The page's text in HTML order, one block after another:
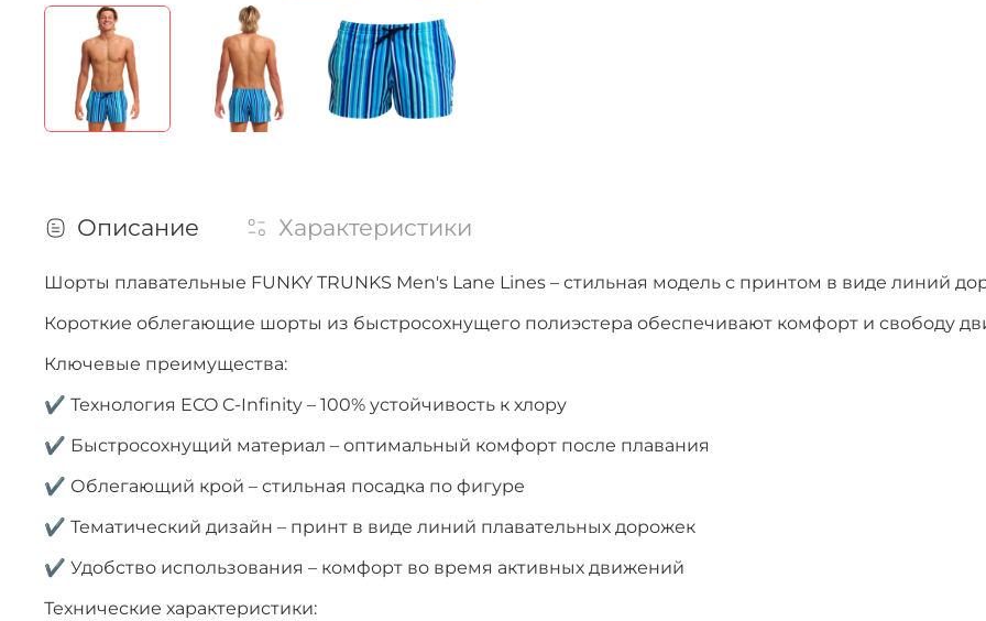
Описание Характеристики
Шорты плавательные FUNKY TRUNKS Men's Lane Lines – стильная модель с принтом в виде линий
Короткие облегающие шорты из быстросохнущего полиэстера обеспечивают комфорт и свободу
Ключевые преимущества:
✔ Технология ECO C-Infinity – 100% устойчивость к хлору
✔ Быстросохнущий материал – оптимальный комфорт после плавания
✔ Облегающий крой – стильная посадка по фигуре
✔ Тематический дизайн – принт в виде линий плавательных дорожек
✔ Удобство использования – комфорт во время активных движений
Технические характеристики: